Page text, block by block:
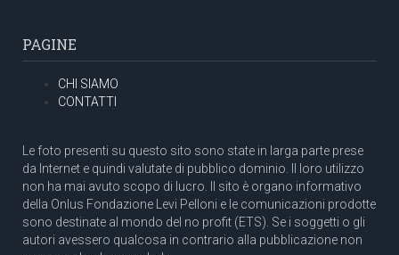
PAGINE
CHI SIAMO
CONTATTI
Le foto presenti su questo sito sono state in larga parte prese
da Internet e quindi valutate di pubblico dominio. Il loro utilizzo
non ha mai avuto scopo di lucro. Il sito è organo informativo
della Onlus Fondazione Levi Pelloni e le comunicazioni prodotte
sono destinate al mondo del no profit (ETS). Se i soggetti o gli
autori avessero qualcosa in contrario alla pubblicazione non